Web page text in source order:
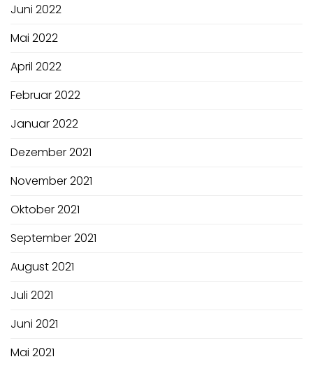
Juni 2022
Mai 2022
April 2022
Februar 2022
Januar 2022
Dezember 2021
November 2021
Oktober 2021
September 2021
August 2021
Juli 2021
Juni 2021
Mai 2021